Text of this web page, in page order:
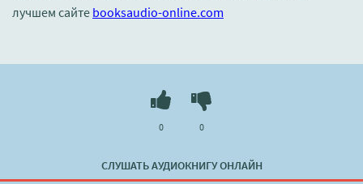
лучшем сайте booksaudio-online.com
СЛУШАТЬ АУДИОКНИГУ ОНЛАЙН
0 0